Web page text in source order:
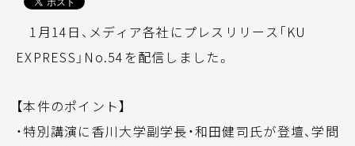
1月14日、メディア各社にプレスリリース「KU
EXPRESS」No.54を配信しました。
【本件のポイント】
・特別講演に香川大学副学長・和田健司氏が登壇、学問